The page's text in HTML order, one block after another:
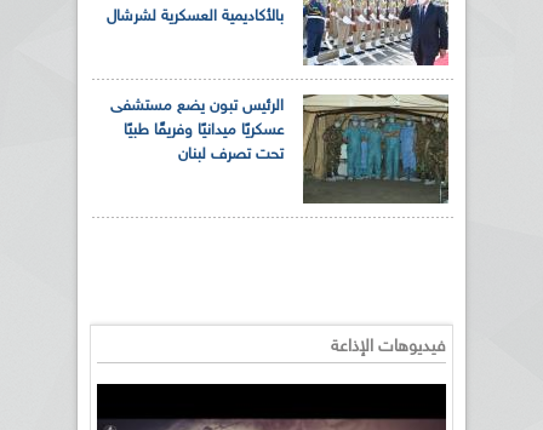
بالأكاديمية العسكرية لشرشال
الرئيس تبون يضع مستشفى
عسكريًا ميدانيًا وفريقًا طبيًا
تحت تصرف لبنان
فيديوهات الإذاعة